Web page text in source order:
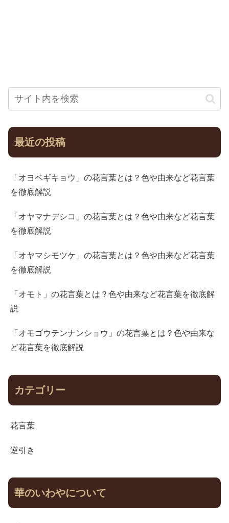
最近の投稿
「オヨベギキョウ」の花言葉とは？色や由来など花言葉
を徹底解説
「オヤマナデシコ」の花言葉とは？色や由来など花言葉
を徹底解説
「オヤマシモツケ」の花言葉とは？色や由来など花言葉
を徹底解説
「オモト」の花言葉とは？色や由来など花言葉を徹底解
説
「オモゴウテンナンショウ」の花言葉とは？色や由来な
ど花言葉を徹底解説
カテゴリー
花言葉
逆引き
華のいわやについて